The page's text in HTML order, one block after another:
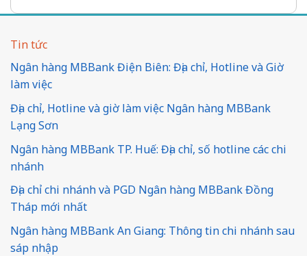
Tin tức
Ngân hàng MBBank Điện Biên: Địa chỉ, Hotline và Giờ
làm việc
Địa chỉ, Hotline và giờ làm việc Ngân hàng MBBank
Lạng Sơn
Ngân hàng MBBank TP. Huế: Địa chỉ, số hotline các chi
nhánh
Địa chỉ chi nhánh và PGD Ngân hàng MBBank Đồng
Tháp mới nhất
Ngân hàng MBBank An Giang: Thông tin chi nhánh sau
sáp nhập